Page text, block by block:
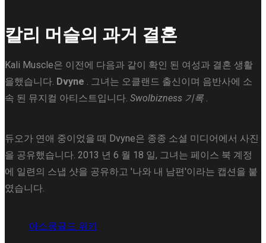
칼리 머슬의 과거 결혼
Kali Muscle은 이전에 다음과 같이 확인 된 여성과 결혼 생활
을했습니다. Dvyne . 그녀는 오클랜드 출신이며 음반사에 소
속 된 뮤지컬 아티스트입니다. Swolbizness 기록 .
듀오가 연애 중이었을 때 Dvyne은 종종 소셜 미디어에서 사진
을 공유했습니다. 2013 년 6 월 18 일, 그녀는 페이스 북 계정
에 일련의 스냅 샷을 공유하고 '나와 내 남편'이라는 캡션을 붙
였습니다.
아스몽골드 위키